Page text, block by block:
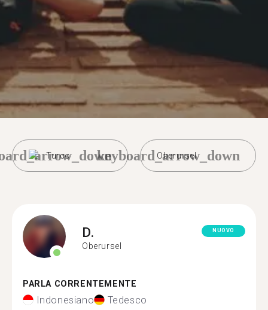
Turco Oberursel
keyboard_arrow_down
D.
Oberursel
NUOVO
PARLA CORRENTEMENTE
Indonesiano Tedesco